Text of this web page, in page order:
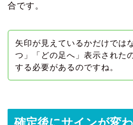
合です。
矢印が見えているかだけでは
つ」「どの足へ」表示された
する必要があるのですね。
確定後にサインが変